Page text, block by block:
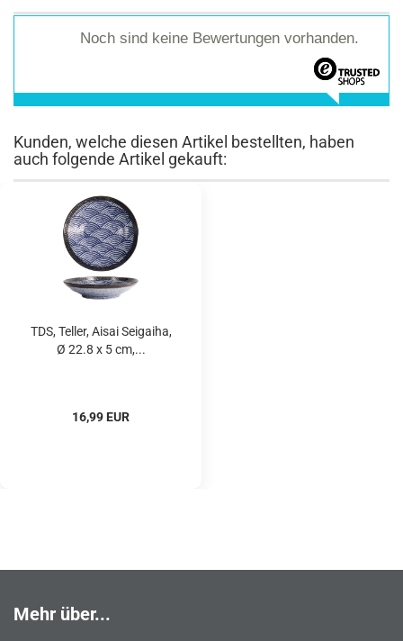
Noch sind keine Bewertungen vorhanden.
Kunden, welche diesen Artikel bestellten, haben
auch folgende Artikel gekauft:
TDS, Teller, Aisai Seigaiha,
Ø 22.8 x 5 cm,...
16,99 EUR
Mehr über...